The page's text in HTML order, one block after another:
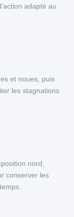
adapté au
et noues, puis
les stagnations
nord,
conserver les